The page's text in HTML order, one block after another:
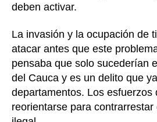
deben activar.
La invasión y la ocupación de
atacar antes que este
pensaba que solo sucederían
del Cauca y es un delito que
departamentos. Los esfuerzos
reorientarse para contrarrestar